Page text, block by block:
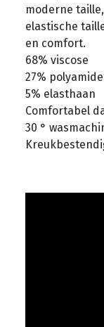
moderne
elastische
en comfort.
68% viscose
27% polyamide
5% elasthaan
Comfortabel
30 °